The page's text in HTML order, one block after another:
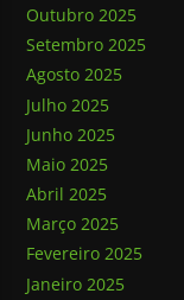
Outubro 2025
Setembro 2025
Agosto 2025
Julho 2025
Junho 2025
Maio 2025
Abril 2025
Março 2025
Fevereiro 2025
Janeiro 2025